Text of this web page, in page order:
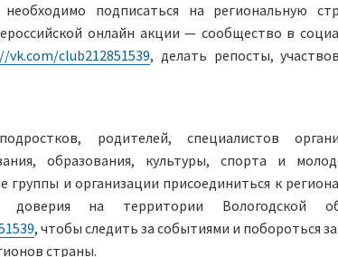
подписаться на региональную
онлайн акции — сообщество в
vk.com/club212851539, делать репосты,
родителей, специалистов
образования, культуры, спорта и
группы и организации присоединиться к
доверия на территории Вологодской
, чтобы следить за событиями и побороться
страны.